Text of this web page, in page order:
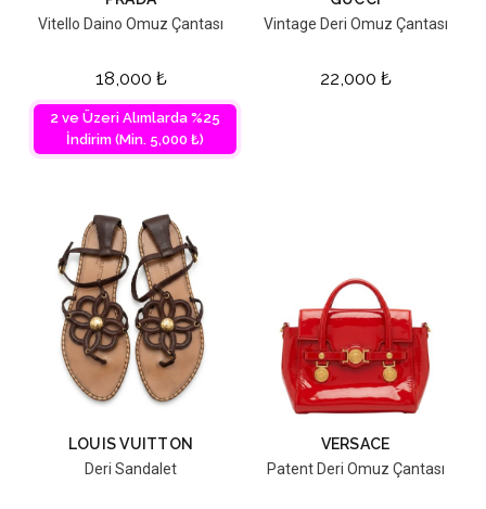
Vitello Daino Omuz Çantası
18,000 ₺
2 ve Üzeri Alımlarda %25
İndirim (Min. 5,000 ₺)
Vintage Deri Omuz Çantası
22,000 ₺
LOUIS VUITTON
Deri Sandalet
VERSACE
Patent Deri Omuz Çantası